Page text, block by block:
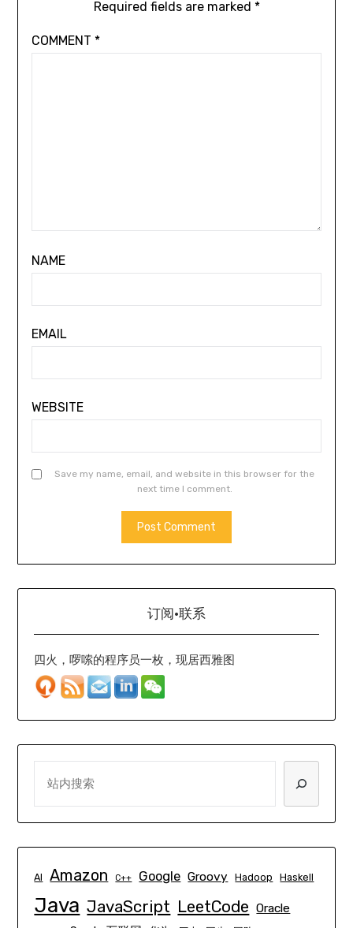
Required fields are marked *
COMMENT *
NAME
EMAIL
WEBSITE
Save my name, email, and website in this browser for the
next time I comment.
订阅·联系
四火，啰嗦的程序员一枚，现居西雅图
AI Amazon C++ Google Groovy Hadoop Haskell
Java JavaScript LeetCode Oracle